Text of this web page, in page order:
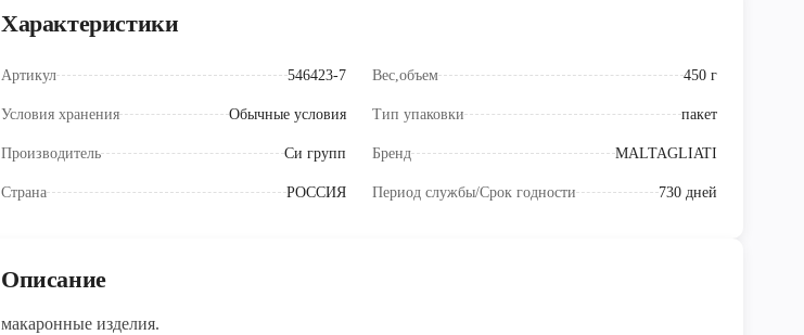
Характеристики
Артикул 546423-7 Вес,объем 450 г
Условия хранения Обычные условия Тип упаковки пакет
Производитель Си групп Бренд MALTAGLIATI
Страна РОССИЯ Период службы/Срок годности 730 дней
Описание
макаронные изделия.